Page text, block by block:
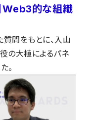
Web3的な組織
問をもとに、入山
の大植によるパネ
。